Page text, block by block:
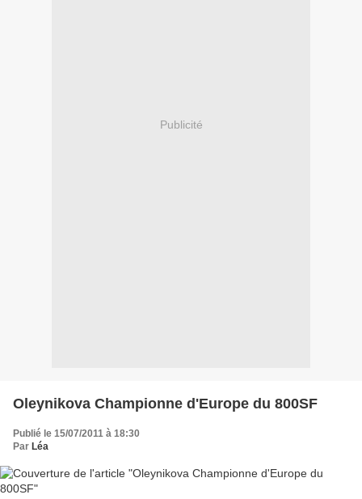
Publicité
Oleynikova Championne d'Europe du 800SF
Publié le 15/07/2011 à 18:30
Par Léa